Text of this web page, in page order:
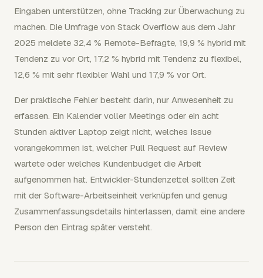
Eingaben unterstützen, ohne Tracking zur Überwachung zu
machen. Die Umfrage von Stack Overflow aus dem Jahr
2025 meldete 32,4 % Remote-Befragte, 19,9 % hybrid mit
Tendenz zu vor Ort, 17,2 % hybrid mit Tendenz zu flexibel,
12,6 % mit sehr flexibler Wahl und 17,9 % vor Ort.
Der praktische Fehler besteht darin, nur Anwesenheit zu
erfassen. Ein Kalender voller Meetings oder ein acht
Stunden aktiver Laptop zeigt nicht, welches Issue
vorangekommen ist, welcher Pull Request auf Review
wartete oder welches Kundenbudget die Arbeit
aufgenommen hat. Entwickler-Stundenzettel sollten Zeit
mit der Software-Arbeitseinheit verknüpfen und genug
Zusammenfassungsdetails hinterlassen, damit eine andere
Person den Eintrag später versteht.